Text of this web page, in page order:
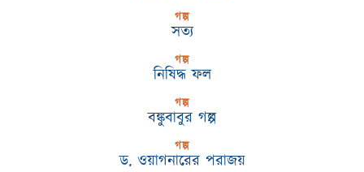
গল্প
সত্য
গল্প
নিষিদ্ধ ফল
গল্প
বঙ্কুবাবুর গল্প
গল্প
ড. ওয়াগনারের পরাজয়